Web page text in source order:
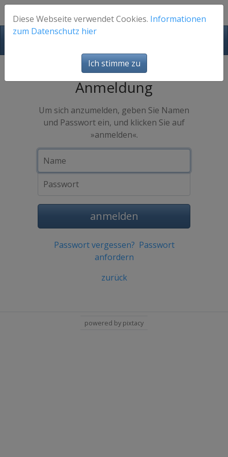
Anmeldung
Um sich anzumelden, geben Sie Namen
und Passwort ein, und klicken Sie auf
»anmelden«.
anmelden
Passwort vergessen? Passwort
anfordern
zurück
Diese Webseite verwendet Cookies. Informationen
zum Datenschutz hier
Ich stimme zu
powered by pixtacy